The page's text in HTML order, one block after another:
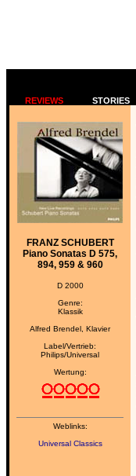
REVIEWS STORIES
FRANZ SCHUBERT
Piano Sonatas D 575,
894, 959 & 960
D 2000
Genre:
Klassik
Alfred Brendel, Klavier
Label/Vertrieb:
Philips/Universal
Wertung:
Weblinks:
Universal Classics